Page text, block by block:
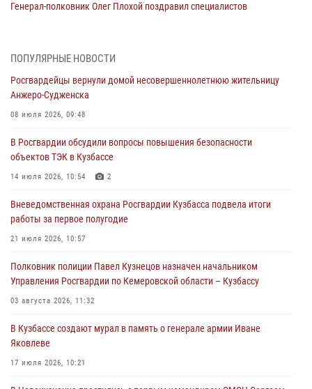
Генерал-полковник Олег Плохой поздравил специалистов
07 августа 2026, 05:32
С 1 сентября 2026 года вступает в силу новый федеральный закон о
частной охранной деятельности
06 августа 2026, 10:19
Росгвардейцы задержали предполагаемого виновника причинения
ножевого ранения кемеровчанину
06 августа 2026, 09:18
Росгвардейцы задержали мужчину, повредившего имущество
горожанки
06 августа 2026, 08:17
Росгвардейцы пресекли противоправные действия и защитили
новокузнечанку от агрессивного знакомого
06 августа 2026, 07:16
ПОПУЛЯРНЫЕ НОВОСТИ
Росгвардейцы вернули домой несовершеннолетнюю жительницу
Анжеро-Судженска
08 июля 2026, 09:48
В Росгвардии обсудили вопросы повышения безопасности
объектов ТЭК в Кузбассе
14 июля 2026, 10:54 2
Вневедомственная охрана Росгвардии Кузбасса подвела итоги
работы за первое полугодие
21 июля 2026, 10:57
Полковник полиции Павел Кузнецов назначен начальником
Управления Росгвардии по Кемеровской области – Кузбассу
03 августа 2026, 11:32
В Кузбассе создают мурал в память о генерале армии Иване
Яковлеве
17 июля 2026, 10:21